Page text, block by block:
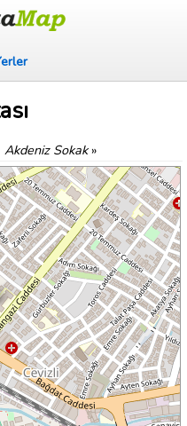
Akdeniz Sokak»